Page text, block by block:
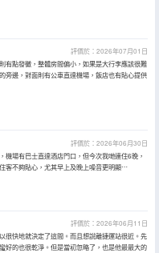
評價於：2026年07月01日
有點發黴，整體房間偏小，如果是大行李應該很難
旁邊，對面則有公車直達機場，飯店也有貼心提供
評價於：2026年06月30日
機場有巴士直達酒店門口，但今次我哋連住6晚，
客不夠貼心，尤其早上及晚上噪音更明顯⋯
評價於：2026年06月11日
很快地就決定了這間。而且想說離捷運站很近。先
好的也很乾淨。但是當初忽略了，也是他最最大的